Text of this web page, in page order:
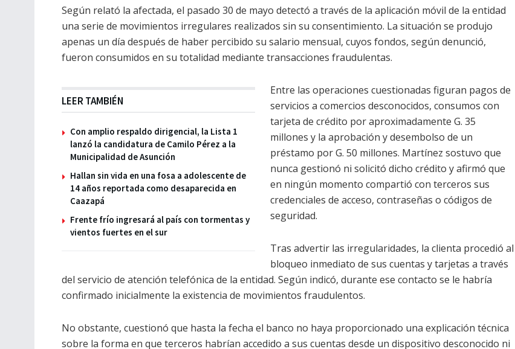
Según relató la afectada, el pasado 30 de mayo detectó a través de la aplicación móvil de la entidad
una serie de movimientos irregulares realizados sin su consentimiento. La situación se produjo
apenas un día después de haber percibido su salario mensual, cuyos fondos, según denunció,
fueron consumidos en su totalidad mediante transacciones fraudulentas.
LEER TAMBIÉN
Con amplio respaldo dirigencial, la Lista 1
lanzó la candidatura de Camilo Pérez a la
Municipalidad de Asunción
Hallan sin vida en una fosa a adolescente de
14 años reportada como desaparecida en
Caazapá
Frente frío ingresará al país con tormentas y
vientos fuertes en el sur
Entre las operaciones cuestionadas figuran pagos de
servicios a comercios desconocidos, consumos con
tarjeta de crédito por aproximadamente G. 35
millones y la aprobación y desembolso de un
préstamo por G. 50 millones. Martínez sostuvo que
nunca gestionó ni solicitó dicho crédito y afirmó que
en ningún momento compartió con terceros sus
credenciales de acceso, contraseñas o códigos de
seguridad.
Tras advertir las irregularidades, la clienta procedió al
bloqueo inmediato de sus cuentas y tarjetas a través
del servicio de atención telefónica de la entidad. Según indicó, durante ese contacto se le habría
confirmado inicialmente la existencia de movimientos fraudulentos.
No obstante, cuestionó que hasta la fecha el banco no haya proporcionado una explicación técnica
sobre la forma en que terceros habrían accedido a sus cuentas desde un dispositivo desconocido ni